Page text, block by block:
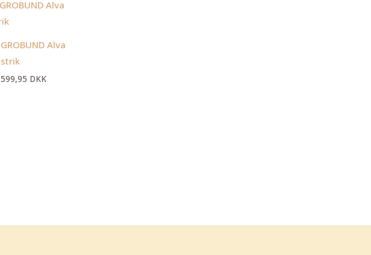
GROBUND Alva
strik
599,95 DKK